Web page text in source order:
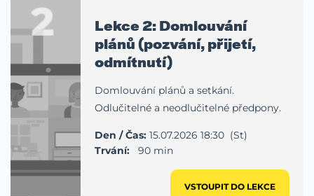
2
Lekce 2: Domlouvání
plánů (pozvání, přijetí,
odmítnutí)
Domlouvání plánů a setkání.
Odlučitelné a neodlučitelné předpony.
Den / Čas: 15.07.2026 18:30 (St)
Trvání: 90 min
VSTOUPIT DO LEKCE